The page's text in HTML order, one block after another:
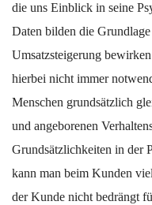
die uns Einblick in seine
Daten bilden die
Umsatzsteigerung
hierbei nicht immer
Menschen grundsätzlich
und angeborenen
Grundsätzlichkeiten in der
kann man beim Kunden
der Kunde nicht bedrängt